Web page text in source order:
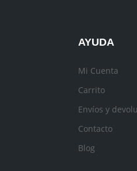
AYUDA
Mi Cuenta
Carrito
Envíos y
Contacto
Blog